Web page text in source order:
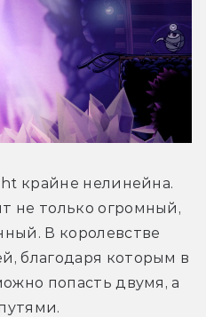
крайне нелинейна.
не только огромный,
В королевстве
благодаря которым в
попасть двумя, а